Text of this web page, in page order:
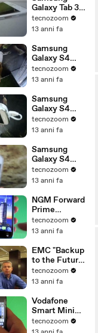
Galaxy Tab 3
10.1, 8 e 7 -
Anteprima
tecnozoom
13 anni fa
Samsung
Galaxy S4
Active
tecnozoom
13 anni fa
Samsung
Galaxy S4
Zoom
tecnozoom
13 anni fa
Samsung
Galaxy S4
Mini
anteprima
tecnozoom
13 anni fa
NGM Forward
Prime
recensione
tecnozoom
13 anni fa
EMC "Backup
to the Future"
New York 8-9
July
tecnozoom
13 anni fa
Vodafone
Smart Mini
recensione
tecnozoom